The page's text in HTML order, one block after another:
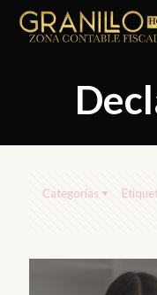
Categorías